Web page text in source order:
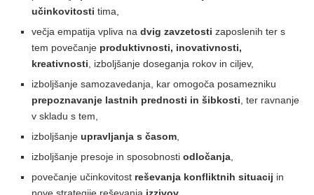
učinkovitosti tima,
večja empatija vpliva na dvig zavzetosti zaposlenih ter s
tem povečanje produktivnosti, inovativnosti,
kreativnosti , izboljšanje doseganja rokov in ciljev,
izboljšanje samozavedanja, kar omogoča posamezniku
prepoznavanje lastnih prednosti in šibkosti , ter ravnanje
v skladu s tem,
izboljšanje upravljanja s časom
izboljšanje presoje in sposobnosti odločanja
povečanje učinkovitost reševanja konfliktnih situacij in